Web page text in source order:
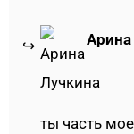
ты часть